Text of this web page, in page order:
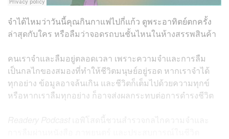
จำได้ไหมว่าวันนี้คุณกินกาแฟไปกี่แก้ว ดูพระอาทิตย์ตกครั้ง
ล่าสุดกับใคร หรือลืมว่าจอดรถบนชั้นไหนในห้างสรรพสินค้า
คนเราจำและลืมอยู่ตลอดเวลา เพราะความจำและการลืม
เป็นกลไกของสมองที่ทำให้ชีวิตมนุษย์อยู่รอด หากเราจำได้
ทุกอย่าง ข้อมูลอาจล้นเกิน และชีวิตก็เต็มไปด้วยความทุกข์
หรือหากเราลืมทุกอย่าง ก็อาจส่งผลกระทบต่อการดำรงชีวิต